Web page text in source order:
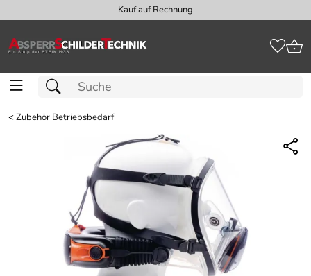
Kauf auf Rechnung
<Zubehör Betriebsbedarf